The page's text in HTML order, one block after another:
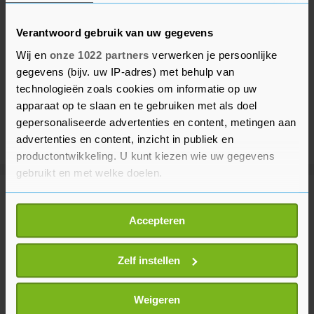
Verantwoord gebruik van uw gegevens
Wij en onze 1022 partners verwerken je persoonlijke
gegevens (bijv. uw IP-adres) met behulp van
technologieën zoals cookies om informatie op uw
apparaat op te slaan en te gebruiken met als doel
gepersonaliseerde advertenties en content, metingen aan
advertenties en content, inzicht in publiek en
productontwikkeling. U kunt kiezen wie uw gegevens
gebruikt en met welke doelen.
Als u het toestaat, willen we ook graag:
Informatie verzamelen over uw geografische
locatie, die tot een paar meter nauwkeurig kan zijn
Uw apparaat identificeren door het actief te
scannen op specifieke eigenschappen (fingerprinting)
Lees meer over hoe uw persoonlijke gegevens worden
Accepteren
Zelf instellen
Weigeren
Meer uit Buitenland
Media: vliegtuig naast explosieve
drone Leipzig zat vol munitie
12 minuten geleden